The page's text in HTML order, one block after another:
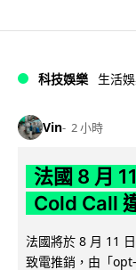
科技娛樂 生活
Vin 2 小時
法國 8 月
Cold Call
法國將於 8 月 11
致電推銷，由「